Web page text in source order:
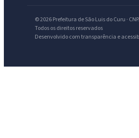
© 2026 Prefeitura de São Luis do Curu ·
Todos os direitos reservados
Desenvolvido com transparência e
IntGest AI
Assistente do Portal
Olá. Pergunte sobre serviços, notícias,